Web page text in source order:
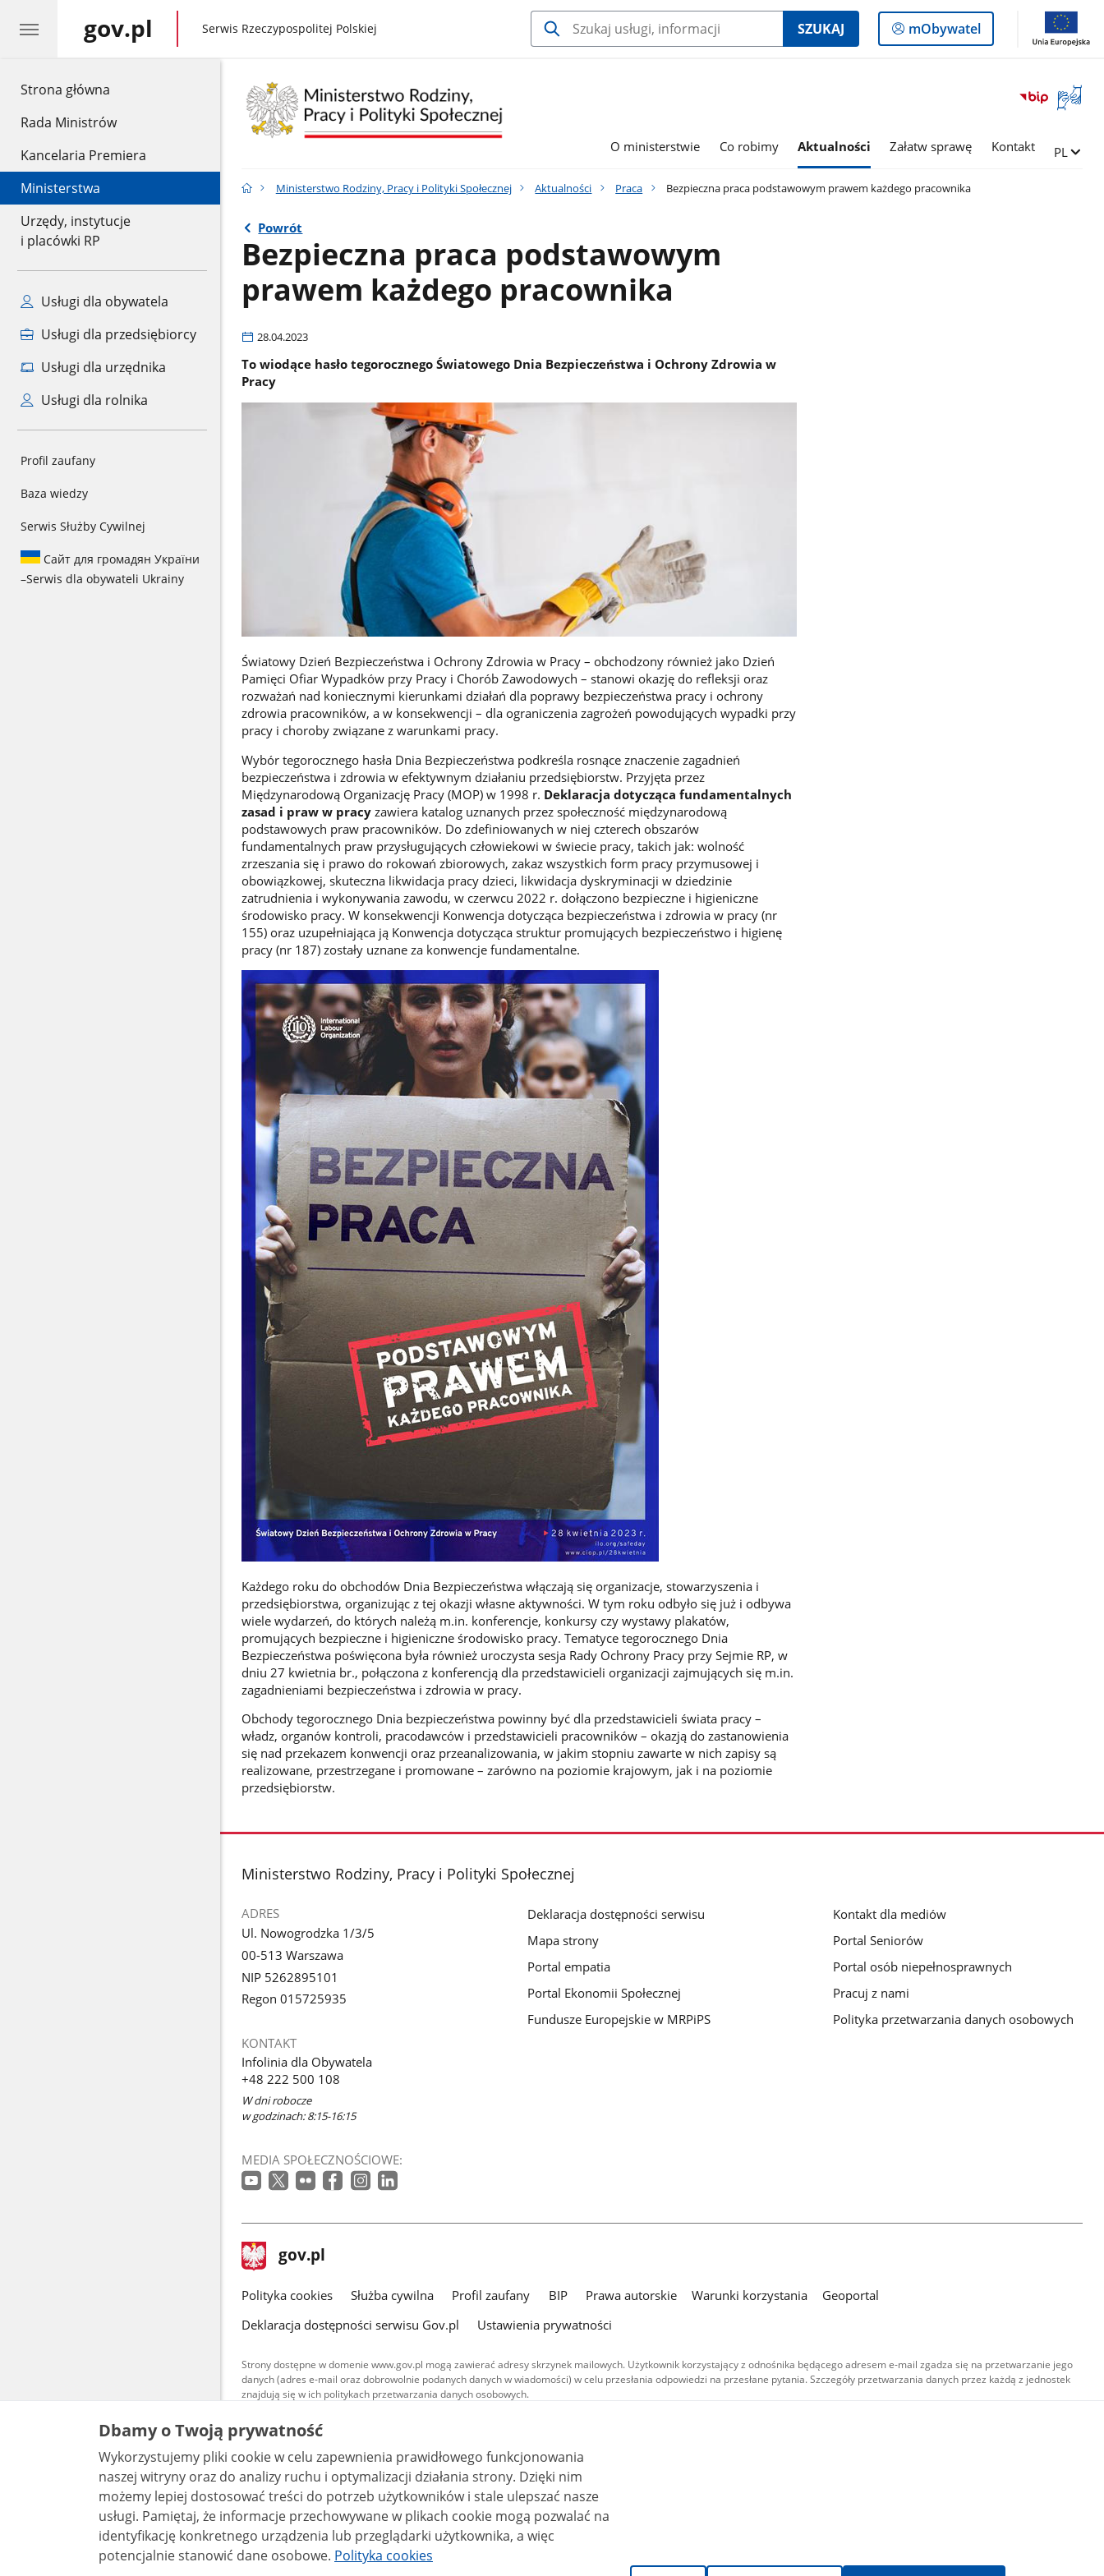
Strona główna
Rada Ministrów
Kancelaria Premiera
Ministerstwa
Urzędy, instytucje
i placówki RP
Usługi dla obywatela
Usługi dla przedsiębiorcy
Usługi dla urzędnika
Usługi dla rolnika
Profil zaufany
Baza wiedzy
Serwis Służby Cywilnej
Сайт для громадян України
–Serwis dla obywateli Ukrainy
gov.pl gov.pl
Serwis Rzeczypospolitej Polskiej SZUKAJ
Logowanie
do
mObywatel
Otwórz
okno
języka
O ministerstwie Co robimy Aktualności Załatw sprawę Kontakt Zmień
PL
Ministerstwo Rodziny, Pracy i Polityki Społecznej Aktualności Praca Bezpieczna praca podstawowym prawem każdego pracownika
Powrót
Bezpieczna praca podstawowym
prawem każdego pracownika
28.04.2023
To wiodące hasło tegorocznego Światowego Dnia Bezpieczeństwa i Ochrony Zdrowia w
Pracy
Światowy Dzień Bezpieczeństwa i Ochrony Zdrowia w Pracy – obchodzony również jako Dzień
Pamięci Ofiar Wypadków przy Pracy i Chorób Zawodowych – stanowi okazję do refleksji oraz
rozważań nad koniecznymi kierunkami działań dla poprawy bezpieczeństwa pracy i ochrony
zdrowia pracowników, a w konsekwencji – dla ograniczenia zagrożeń powodujących wypadki przy
pracy i choroby związane z warunkami pracy.
Wybór tegorocznego hasła Dnia Bezpieczeństwa podkreśla rosnące znaczenie zagadnień
bezpieczeństwa i zdrowia w efektywnym działaniu przedsiębiorstw. Przyjęta przez
Międzynarodową Organizację Pracy (MOP) w 1998 r. Deklaracja dotycząca fundamentalnych
zasad i praw w pracy zawiera katalog uznanych przez społeczność międzynarodową
podstawowych praw pracowników. Do zdefiniowanych w niej czterech obszarów
fundamentalnych praw przysługujących człowiekowi w świecie pracy, takich jak: wolność
zrzeszania się i prawo do rokowań zbiorowych, zakaz wszystkich form pracy przymusowej i
obowiązkowej, skuteczna likwidacja pracy dzieci, likwidacja dyskryminacji w dziedzinie
zatrudnienia i wykonywania zawodu, w czerwcu 2022 r. dołączono bezpieczne i higieniczne
środowisko pracy. W konsekwencji Konwencja dotycząca bezpieczeństwa i zdrowia w pracy (nr
155) oraz uzupełniająca ją Konwencja dotycząca struktur promujących bezpieczeństwo i higienę
pracy (nr 187) zostały uznane za konwencje fundamentalne.
Każdego roku do obchodów Dnia Bezpieczeństwa włączają się organizacje, stowarzyszenia i
przedsiębiorstwa, organizując z tej okazji własne aktywności. W tym roku odbyło się już i odbywa
wiele wydarzeń, do których należą m.in. konferencje, konkursy czy wystawy plakatów,
promujących bezpieczne i higieniczne środowisko pracy. Tematyce tegorocznego Dnia
Bezpieczeństwa poświęcona była również uroczysta sesja Rady Ochrony Pracy przy Sejmie RP, w
dniu 27 kwietnia br., połączona z konferencją dla przedstawicieli organizacji zajmujących się m.in.
zagadnieniami bezpieczeństwa i zdrowia w pracy.
Obchody tegorocznego Dnia bezpieczeństwa powinny być dla przedstawicieli świata pracy –
władz, organów kontroli, pracodawców i przedstawicieli pracowników – okazją do zastanowienia
się nad przekazem konwencji oraz przeanalizowania, w jakim stopniu zawarte w nich zapisy są
realizowane, przestrzegane i promowane – zarówno na poziomie krajowym, jak i na poziomie
przedsiębiorstw.
stopka
Ministerstwo Rodziny, Pracy i Polityki Społecznej
ADRES
Ul. Nowogrodzka 1/3/5
00-513 Warszawa
NIP 5262895101
Regon 015725935
KONTAKT
Infolinia dla Obywatela
+48 222 500 108
W dni robocze
w godzinach: 8:15-16:15
MEDIA SPOŁECZNOŚCIOWE:
Deklaracja dostępności serwisu
Mapa strony
Portal empatia
Portal Ekonomii Społecznej
Fundusze Europejskie w MRPiPS
Kontakt dla mediów
Portal Seniorów
Portal osób niepełnosprawnych
Pracuj z nami
Polityka przetwarzania danych osobowych
stopka
gov.pl Strona
gov.pl
gov.pl
Polityka cookies Służba cywilna Profil zaufany BIP Prawa autorskie Warunki korzystania
Geoportal
Deklaracja dostępności serwisu Gov.pl
Ustawienia prywatności
Strony dostępne w domenie www.gov.pl mogą zawierać adresy skrzynek mailowych. Użytkownik korzystający z odnośnika będącego adresem e-mail zgadza się na przetwarzanie jego
danych (adres e-mail oraz dobrowolnie podanych danych w wiadomości) w celu przesłania odpowiedzi na przesłane pytania. Szczegóły przetwarzania danych przez każdą z jednostek
znajdują się w ich politykach przetwarzania danych osobowych.
Treści tekstowe publikowane w serwisie (z wyłączeniem treści audiowizualnych), są
udostępniane na licencji typu Creative Commons: uznanie autorstwa - na tych samych
warunkach 4.0 (CC BY-SA 4.0). Materiały audiowizualne, w tym zdjęcia, materiały audio i wideo,
są udostępniane na licencji typu Creative Commons: uznanie autorstwa użycie niekomercyjne -
bez utworów zależnych 4.0 (CC BY-NC-ND 4.0), o ile nie jest to stwierdzone inaczej.
Dbamy o Twoją prywatność
Wykorzystujemy pliki cookie w celu zapewnienia prawidłowego funkcjonowania
naszej witryny oraz do analizy ruchu i optymalizacji działania strony. Dzięki nim
możemy lepiej dostosować treści do potrzeb użytkowników i stale ulepszać nasze
usługi. Pamiętaj, że informacje przechowywane w plikach cookie mogą pozwalać na
identyfikację konkretnego urządzenia lub przeglądarki użytkownika, a więc
potencjalnie stanowić dane osobowe. Polityka cookies